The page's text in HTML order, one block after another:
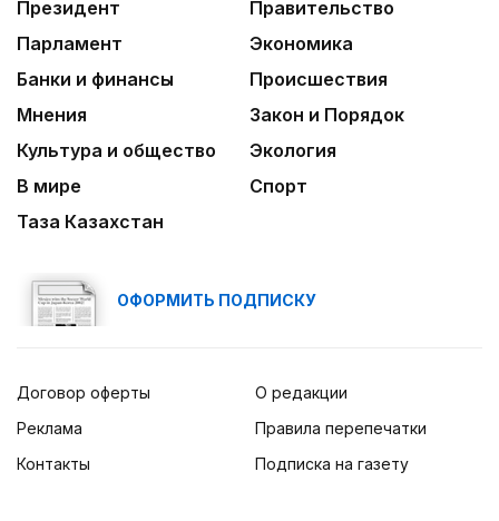
Президент
Правительство
Парламент
Экономика
Банки и финансы
Происшествия
Мнения
Закон и Порядок
Культура и общество
Экология
В мире
Спорт
Таза Казахстан
ОФОРМИТЬ ПОДПИСКУ
Договор оферты
Реклама
Контакты
О редакции
Правила перепечатки
Подписка на газету